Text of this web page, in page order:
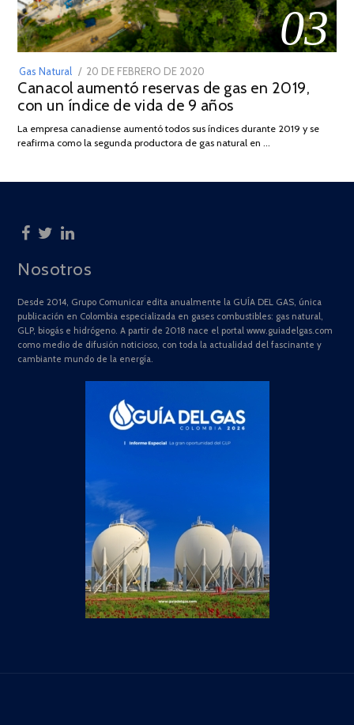
03
Gas Natural
POSTED
ON
20 DE FEBRERO DE 2020
DE
JULIO
2025
Canacol aumentó reservas de gas en 2019,
con un índice de vida de 9 años
La empresa canadiense aumentó todos sus índices durante 2019 y se
reafirma como la segunda productora de gas natural en …
Nosotros
Desde 2014, Grupo Comunicar edita anualmente la GUÍA DEL GAS, única
publicación en Colombia especializada en gases combustibles: gas natural,
GLP, biogás e hidrógeno. A partir de 2018 nace el portal www.guiadelgas.com
como medio de difusión noticioso, con toda la actualidad del fascinante y
cambiante mundo de la energía.